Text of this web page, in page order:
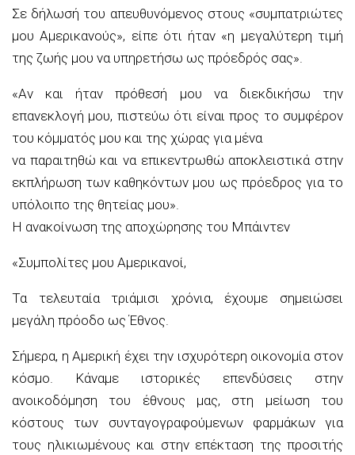
Σε δήλωσή του απευθυνόμενος στους «συμπατριώτες
μου Αμερικανούς», είπε ότι ήταν «η μεγαλύτερη τιμή
της ζωής μου να υπηρετήσω ως πρόεδρός σας».
«Αν και ήταν πρόθεσή μου να διεκδικήσω την
επανεκλογή μου, πιστεύω ότι είναι προς το συμφέρον
του κόμματός μου και της χώρας για μένα
να παραιτηθώ και να επικεντρωθώ αποκλειστικά στην
εκπλήρωση των καθηκόντων μου ως πρόεδρος για το
υπόλοιπο της θητείας μου».
Η ανακοίνωση της αποχώρησης του Μπάιντεν
«Συμπολίτες μου Αμερικανοί,
Τα τελευταία τριάμισι χρόνια, έχουμε σημειώσει
μεγάλη πρόοδο ως Έθνος.
Σήμερα, η Αμερική έχει την ισχυρότερη οικονομία στον
κόσμο. Κάναμε ιστορικές επενδύσεις στην
ανοικοδόμηση του έθνους μας, στη μείωση του
κόστους των συνταγογραφούμενων φαρμάκων για
τους ηλικιωμένους και στην επέκταση της προσιτής